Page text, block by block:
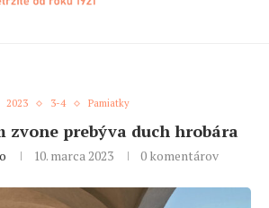
2023 3-4 Pamiatky
zvone prebýva duch hrobára
10. marca 2023 0 komentárov